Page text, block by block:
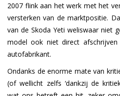
2007 flink aan het werk met het
versterken van de marktpositie.
van de Skoda Yeti weliswaar niet
model ook niet direct
autofabrikant.
Ondanks de enorme mate van
(of wellicht zelfs ‘dankzij de